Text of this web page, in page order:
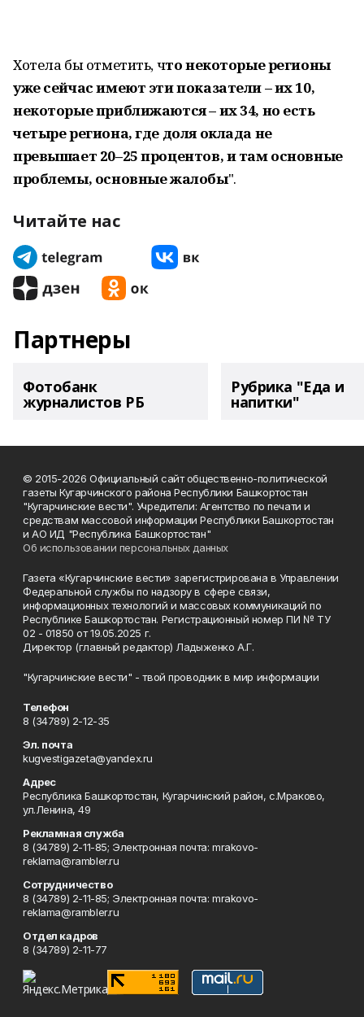
Хотела бы отметить, что некоторые регионы
уже сейчас имеют эти показатели – их 10,
некоторые приближаются – их 34, но есть
четыре региона, где доля оклада не
превышает 20–25 процентов, и там основные
проблемы, основные жалобы".
Читайте нас
Партнеры
Фотобанк
журналистов РБ
Рубрика "Еда и
напитки"
© 2015-2026 Официальный сайт общественно-политической
газеты Кугарчинского района Республики Башкортостан
"Кугарчинские вести". Учредители: Агентство по печати и
средствам массовой информации Республики Башкортостан
и АО ИД "Республика Башкортостан"
Об использовании персональных данных
Газета «Кугарчинские вести» зарегистрирована в Управлении
Федеральной службы по надзору в сфере связи,
информационных технологий и массовых коммуникаций по
Республике Башкортостан. Регистрационный номер ПИ № ТУ
02 - 01850 от 19.05.2025 г.
Директор (главный редактор) Ладыженко А.Г.
"Кугарчинские вести" - твой проводник в мир информации
Телефон
8 (34789) 2-12-35
Эл. почта
kugvestigazeta@yandex.ru
Адрес
Республика Башкортостан, Кугарчинский район, с.Мраково,
ул.Ленина, 49
Рекламная служба
8 (34789) 2-11-85; Электронная почта: mrakovo-
reklama@rambler.ru
Сотрудничество
8 (34789) 2-11-85; Электронная почта: mrakovo-
reklama@rambler.ru
Отдел кадров
8 (34789) 2-11-77